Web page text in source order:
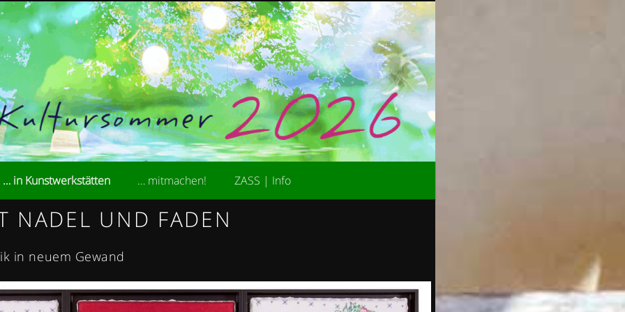
der Stiftung ZASS
… in Kunstwerkstätten … mitmachen! ZASS | Info
NADEL UND FADEN
in neuem Gewand